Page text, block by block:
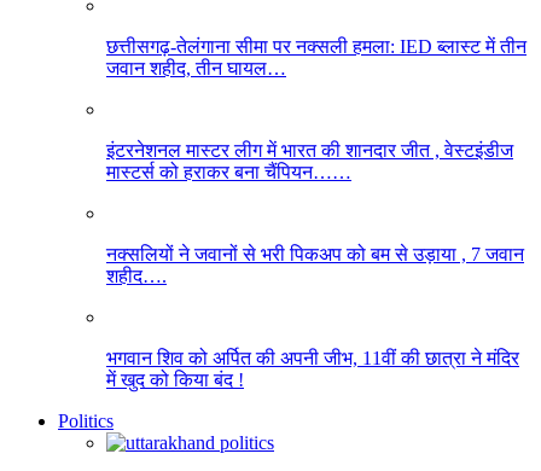
छत्तीसगढ़-तेलंगाना सीमा पर नक्सली हमला: IED ब्लास्ट में तीन
जवान शहीद, तीन घायल…
इंटरनेशनल मास्टर लीग में भारत की शानदार जीत , वेस्टइंडीज
मास्टर्स को हराकर बना चैंपियन……
नक्सलियों ने जवानों से भरी पिकअप को बम से उड़ाया , 7 जवान
शहीद….
भगवान शिव को अर्पित की अपनी जीभ, 11वीं की छात्रा ने मंदिर
में खुद को किया बंद !
Politics